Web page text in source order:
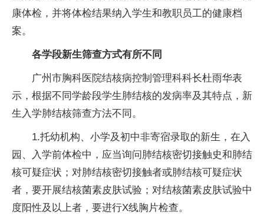
康体检，并将体检结果纳入学生和教职员工的健康档
案。
各学段新生筛查方式有所不同
广州市胸科医院结核病控制管理科科长杜雨华表
示，根据不同学龄段学生肺结核的发病率及其特点，新
生入学肺结核筛查方法不同。
1.托幼机构、小学及初中非寄宿录取的新生，在入
园、入学前体检中，应当询问肺结核密切接触史和肺结
核可疑症状；对肺结核密切接触者或肺结核可疑症状
者，要开展结核菌素皮肤试验；对结核菌素皮肤试验中
度阳性及以上者，要进行X线胸片检查。